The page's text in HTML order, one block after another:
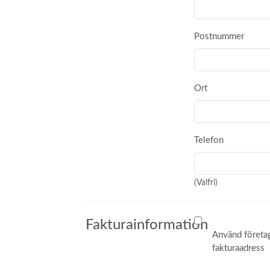
Postnummer
Ort
Telefon
(Valfri)
Fakturainformation
Använd
fakturaadress